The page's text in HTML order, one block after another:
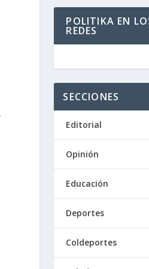
POLITIKA EN
REDES
SECCIONES
Editorial
Opinión
Educación
Deportes
Coldeportes